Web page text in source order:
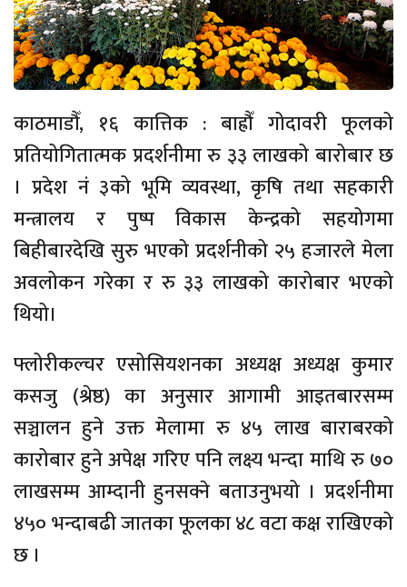
काठमाडौँ, १६ कात्तिक : बाह्रौँ गोदावरी फूलको
प्रतियोगितात्मक प्रदर्शनीमा रु ३३ लाखको बारोबार छ
। प्रदेश नं ३को भूमि व्यवस्था, कृषि तथा सहकारी
मन्त्रालय र पुष्प विकास केन्द्रको सहयोगमा
बिहीबारदेखि सुरु भएको प्रदर्शनीको २५ हजारले मेला
अवलोकन गरेका र रु ३३ लाखको कारोबार भएको
थियो।
फ्लोरीकल्चर एसोसियशनका अध्यक्ष अध्यक्ष कुमार
कसजु (श्रेष्ठ) का अनुसार आगामी आइतबारसम्म
सञ्चालन हुने उक्त मेलामा रु ४५ लाख बाराबरको
कारोबार हुने अपेक्ष गरिए पनि लक्ष्य भन्दा माथि रु ७०
लाखसम्म आम्दानी हुनसक्ने बताउनुभयो । प्रदर्शनीमा
४५० भन्दाबढी जातका फूलका ४८ वटा कक्ष राखिएको
छ ।